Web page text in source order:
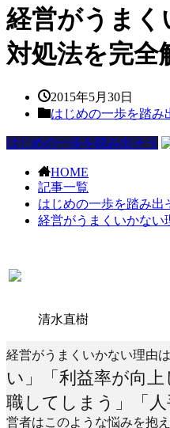
経営がうまく
対処法を完全
2015年5月30日
はじめの一歩を踏み
はじめの一歩を踏み出そう
HOME
記事一覧
はじめの一歩を踏み出
経営がうまくいかない
清水直樹
経営がうまくいかない理由
い」「利益率が向
職してしまう」「人
営者はこのような悩みを抱